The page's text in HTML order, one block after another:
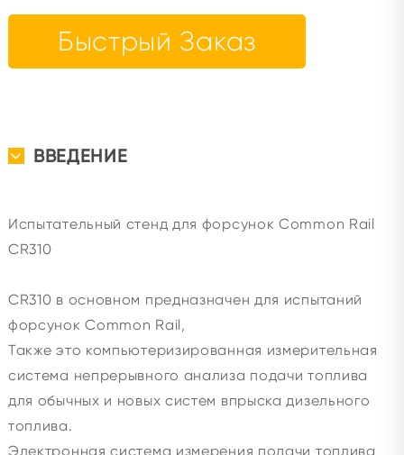
Быстрый Заказ
ВВЕДЕНИЕ
Испытательный стенд для форсунок Common Rail
CR310
CR310 в основном предназначен для испытаний
форсунок Common Rail,
Также это компьютеризированная измерительная
система непрерывного анализа подачи топлива
для обычных и новых систем впрыска дизельного
топлива.
Электронная система измерения подачи топлива